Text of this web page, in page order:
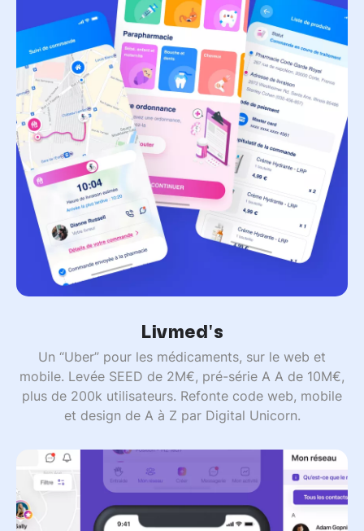
Livmed's
Un “Uber” pour les médicaments, sur le web et
mobile. Levée SEED de 2M€, pré-série A A de 10M€,
plus de 200k utilisateurs. Refonte code web, mobile
et design de A à Z par Digital Unicorn.